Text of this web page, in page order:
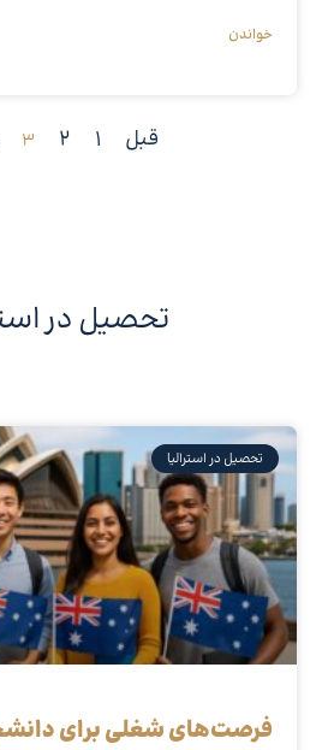
خواندن
قبل 1
2
3
تحصیل در
تحصیل در استرالیا
فرصت‌های شغلی برای